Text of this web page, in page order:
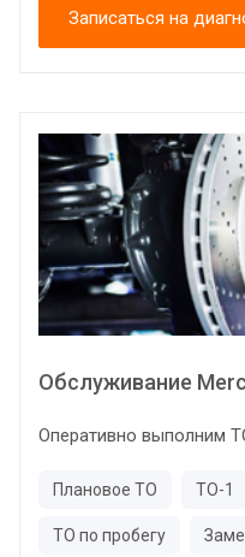
Записаться на
Обслуживание
Оперативно выполним
Плановое ТО ТО-1
ТО по пробегу